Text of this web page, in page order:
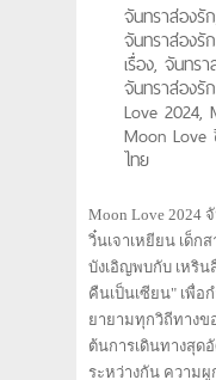
จันทราส่องรั
จันทราส่อง
เรื่อง, จันทร
จันทราส่องรั
Love 2024,
Moon Love
ไทย
Moon Love 2024
วิ๋นเจาเหยียน เด็ก
บังเอิญพบกับ เหริ
คืนเป็นเซียน" เพื่อ
ยายามทุกวิถีทางข
ต้นการเดินทางสุด
ระหว่างกัน ความ